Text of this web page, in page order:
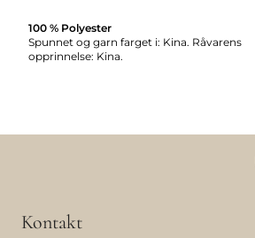
100 % Polyester
Spunnet og garn farget i: Kina. Råvarens
opprinnelse: Kina.
Kontakt